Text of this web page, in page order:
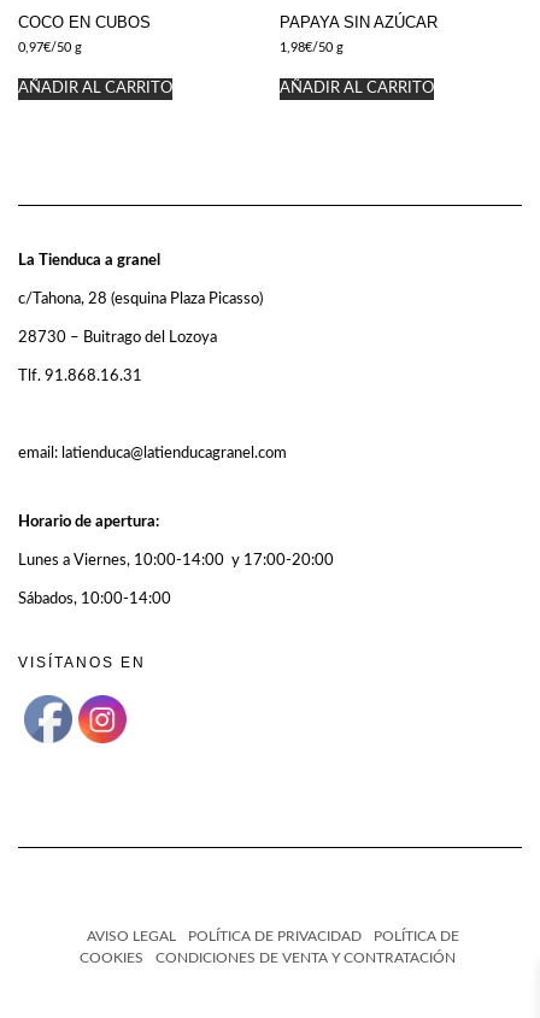
COCO EN CUBOS
0,97€/50 g
AÑADIR AL CARRITO
PAPAYA SIN AZÚCAR
1,98€/50 g
AÑADIR AL CARRITO
La Tienduca a granel
c/Tahona, 28 (esquina Plaza Picasso)
28730 – Buitrago del Lozoya
Tlf. 91.868.16.31
email: latienduca@latienducagranel.com
Horario de apertura:
Lunes a Viernes, 10:00-14:00 y 17:00-20:00
Sábados, 10:00-14:00
VISÍTANOS EN
AVISO LEGAL POLÍTICA DE PRIVACIDAD
POLÍTICA DE
COOKIES
CONDICIONES DE VENTA Y CONTRATACIÓN